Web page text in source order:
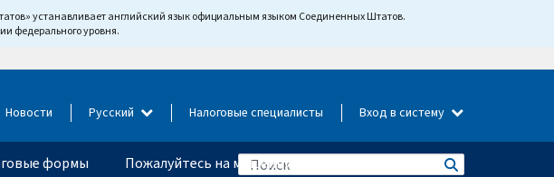
устанавливает английский язык официальным языком Соединенных Штатов.
федерального уровня.
Новости Русский Налоговые специалисты Вход в систему
формы Пожалуйтесь на мошенничество